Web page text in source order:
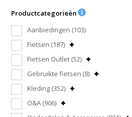
Productcategorieën
Aanbiedingen (103)
Fietsen (187)
Fietsen Outlet (52)
Gebruikte fietsen (8)
Kleding (352)
O&A (906)